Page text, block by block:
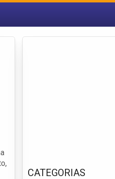
CATEGORIAS